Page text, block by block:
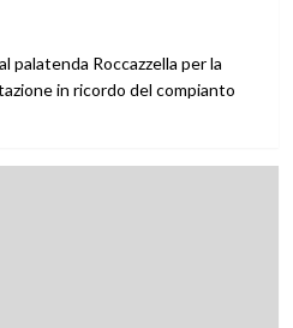
palatenda Roccazzella per la
in ricordo del compianto